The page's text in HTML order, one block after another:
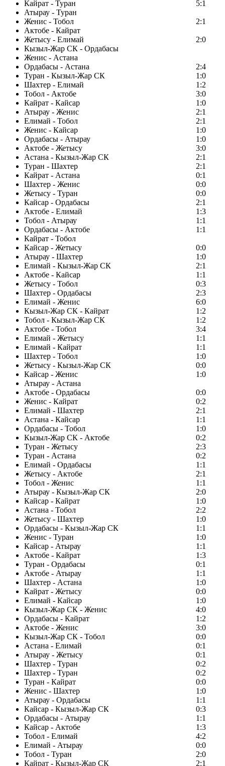
Кайрат - Туран
5:1
Атырау - Туран
Женис - Тобол
2:1
Актобе - Кайрат
Жетысу - Елимай
2:0
Кызыл-Жар СК - Ордабасы
Женис - Астана
Ордабасы - Астана
2:4
Туран - Кызыл-Жар СК
1:0
Шахтер - Елимай
1:2
Тобол - Актобе
3:0
Кайрат - Кайсар
1:0
Атырау - Женис
2:1
Елимай - Тобол
2:1
Женис - Кайсар
1:0
Ордабасы - Атырау
1:0
Актобе - Жетысу
3:0
Астана - Кызыл-Жар СК
2:1
Туран - Шахтер
2:1
Кайрат - Астана
0:1
Шахтер - Женис
0:0
Жетысу - Туран
0:0
Кайсар - Ордабасы
2:1
Актобе - Елимай
1:3
Тобол - Атырау
1:1
Ордабасы - Актобе
1:1
Кайрат - Тобол
Кайсар - Жетысу
0:0
Атырау - Шахтер
1:0
Елимай - Кызыл-Жар СК
2:1
Актобе - Кайсар
1:1
Жетысу - Тобол
0:3
Шахтер - Ордабасы
2:3
Елимай - Женис
6:0
Кызыл-Жар СК - Кайрат
1:2
Тобол - Кызыл-Жар СК
1:2
Актобе - Тобол
3:4
Елимай - Жетысу
1:1
Елимай - Кайрат
1:1
Шахтер - Тобол
1:0
Жетысу - Кызыл-Жар СК
0:0
Кайсар - Женис
1:0
Атырау - Астана
Актобе - Ордабасы
0:0
Женис - Кайрат
0:2
Елимай - Шахтер
2:1
Астана - Кайсар
1:1
Ордабасы - Тобол
1:0
Кызыл-Жар СК - Актобе
0:2
Туран - Жетысу
2:3
Туран - Астана
0:2
Елимай - Ордабасы
1:1
Жетысу - Актобе
2:1
Тобол - Женис
1:1
Атырау - Кызыл-Жар СК
2:0
Кайсар - Кайрат
1:0
Астана - Тобол
2:2
Жетысу - Шахтер
1:0
Ордабасы - Кызыл-Жар СК
1:1
Женис - Туран
1:0
Кайсар - Атырау
1:1
Актобе - Кайрат
1:3
Туран - Ордабасы
0:1
Актобе - Атырау
1:1
Шахтер - Астана
1:0
Кайрат - Жетысу
0:0
Елимай - Кайсар
1:0
Кызыл-Жар СК - Женис
4:0
Ордабасы - Кайрат
1:2
Актобе - Женис
3:0
Кызыл-Жар СК - Тобол
0:0
Астана - Елимай
0:1
Атырау - Жетысу
0:1
Шахтер - Туран
0:2
Шахтер - Туран
0:2
Туран - Кайрат
0:0
Женис - Шахтер
1:0
Атырау - Ордабасы
1:1
Кайсар - Кызыл-Жар СК
0:3
Ордабасы - Атырау
1:1
Кайсар - Актобе
1:3
Тобол - Елимай
4:2
Елимай - Атырау
0:0
Тобол - Туран
2:0
Кайрат - Кызыл-Жар СК
2:1